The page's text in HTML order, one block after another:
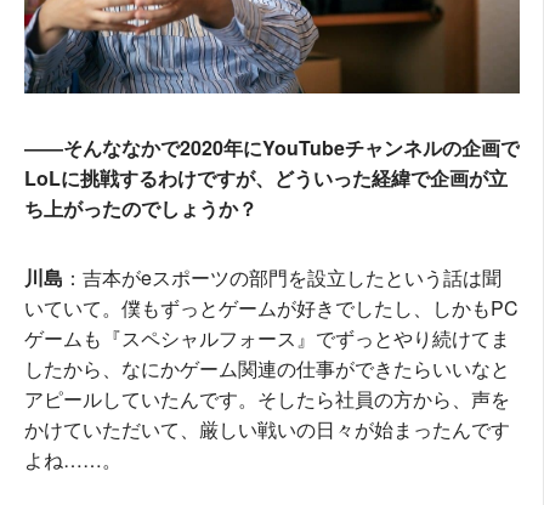
――そんななかで2020年にYouTubeチャンネルの企画で
LoLに挑戦するわけですが、どういった経緯で企画が立
ち上がったのでしょうか？
川島 ：吉本がeスポーツの部門を設立したという話は聞
いていて。僕もずっとゲームが好きでしたし、しかもPC
ゲームも『スペシャルフォース』でずっとやり続けてま
したから、なにかゲーム関連の仕事ができたらいいなと
アピールしていたんです。そしたら社員の方から、声を
かけていただいて、厳しい戦いの日々が始まったんです
よね……。